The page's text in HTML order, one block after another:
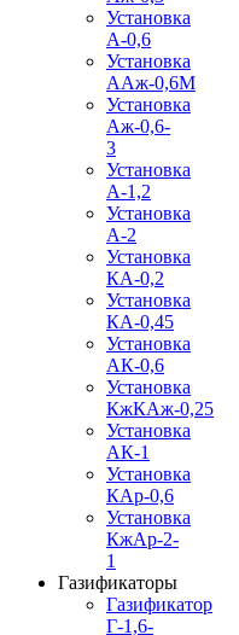
Установка
А-0,6
Установка
ААж-0,6М
Установка
Аж-0,6-
3
Установка
А-1,2
Установка
А-2
Установка
КА-0,2
Установка
КА-0,45
Установка
АК-0,6
Установка
КжКАж-0,25
Установка
АК-1
Установка
КАр-0,6
Установка
КжАр-2-
1
Газификаторы
Газификатор
Г-1,6-